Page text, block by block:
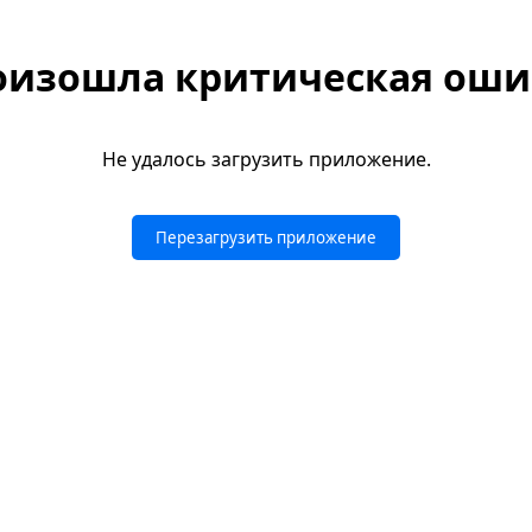
критическая
Не удалось загрузить приложение.
Перезагрузить приложение